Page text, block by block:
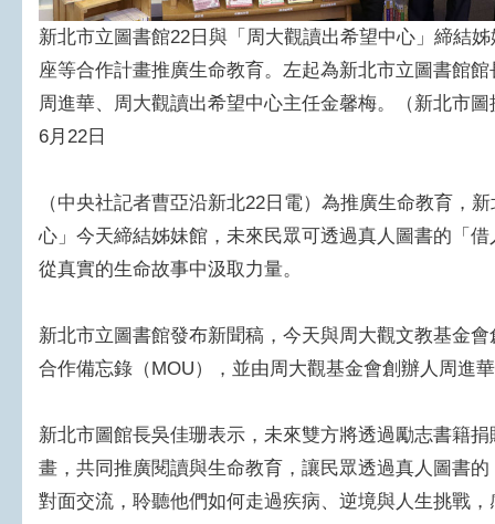
新北市立圖書館22日與「周大觀讀出希望中心」締結
座等合作計畫推廣生命教育。左起為新北市立圖書館
周進華、周大觀讀出希望中心主任金馨梅。（新北市
6月22日
（中央社記者曹亞沿新北22日電）為推廣生命教育，
心」今天締結姊妹館，未來民眾可透過真人圖書的「
從真實的生命故事中汲取力量。
新北市立圖書館發布新聞稿，今天與周大觀文教基金
合作備忘錄（MOU），並由周大觀基金會創辦人周進
新北市圖館長吳佳珊表示，未來雙方將透過勵志書籍
畫，共同推廣閱讀與生命教育，讓民眾透過真人圖書
對面交流，聆聽他們如何走過疾病、逆境與人生挑戰